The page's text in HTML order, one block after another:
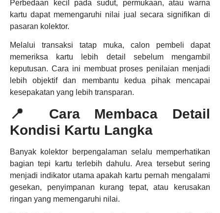
Perbedaan kecil pada sudut, permukaan, atau warna
kartu dapat memengaruhi nilai jual secara signifikan di
pasaran kolektor.
Melalui transaksi tatap muka, calon pembeli dapat
memeriksa kartu lebih detail sebelum mengambil
keputusan. Cara ini membuat proses penilaian menjadi
lebih objektif dan membantu kedua pihak mencapai
kesepakatan yang lebih transparan.
📍 Cara Membaca Detail
Kondisi Kartu Langka
Banyak kolektor berpengalaman selalu memperhatikan
bagian tepi kartu terlebih dahulu. Area tersebut sering
menjadi indikator utama apakah kartu pernah mengalami
gesekan, penyimpanan kurang tepat, atau kerusakan
ringan yang memengaruhi nilai.